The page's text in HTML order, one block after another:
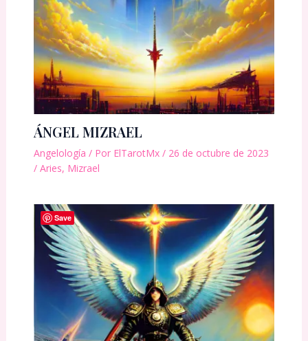
ÁNGEL MIZRAEL
Angelología / Por ElTarotMx / 26 de octubre de 2023
/ Aries, Mizrael
Save